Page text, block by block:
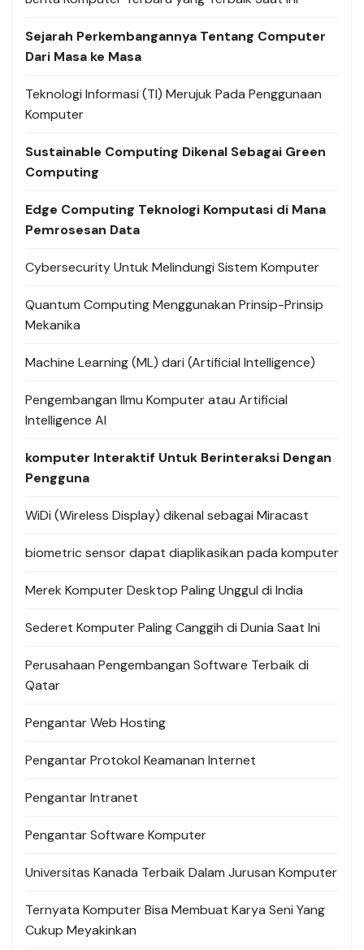
Sejarah Perkembangannya Tentang Computer
Dari Masa ke Masa
Teknologi Informasi (TI) Merujuk Pada Penggunaan
Komputer
Sustainable Computing Dikenal Sebagai Green
Computing
Edge Computing Teknologi Komputasi di Mana
Pemrosesan Data
Cybersecurity Untuk Melindungi Sistem Komputer
Quantum Computing Menggunakan Prinsip-Prinsip
Mekanika
Machine Learning (ML) dari (Artificial Intelligence)
Pengembangan Ilmu Komputer atau Artificial
Intelligence AI
komputer Interaktif Untuk Berinteraksi Dengan
Pengguna
WiDi (Wireless Display) dikenal sebagai Miracast
biometric sensor dapat diaplikasikan pada komputer
Merek Komputer Desktop Paling Unggul di India
Sederet Komputer Paling Canggih di Dunia Saat Ini
Perusahaan Pengembangan Software Terbaik di
Qatar
Pengantar Web Hosting
Pengantar Protokol Keamanan Internet
Pengantar Intranet
Pengantar Software Komputer
Universitas Kanada Terbaik Dalam Jurusan Komputer
Ternyata Komputer Bisa Membuat Karya Seni Yang
Cukup Meyakinkan